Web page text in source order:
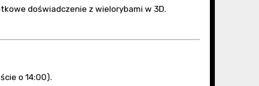
doświadczenie z wielorybami w 3D.
o 14:00).